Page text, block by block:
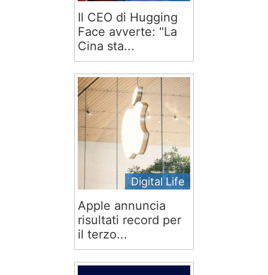
Il CEO di Hugging
Face avverte: "La
Cina sta...
Digital Life
Apple annuncia
risultati record per
il terzo...